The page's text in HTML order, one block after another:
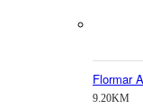
Flormar
9.20KM